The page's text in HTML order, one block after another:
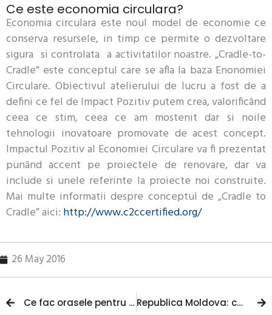
Ce este economia circulara?
Economia circulara este noul model de economie ce
conserva resursele, in timp ce permite o dezvoltare
sigura si controlata a activitatilor noastre. „Cradle-to-
Cradle” este conceptul care se afla la baza Enonomiei
Circulare. Obiectivul atelierului de lucru a fost de a
defini ce fel de Impact Pozitiv putem crea, valorificând
ceea ce stim, ceea ce am mostenit dar si noile
tehnologii inovatoare promovate de acest concept.
Impactul Pozitiv al Economiei Circulare va fi prezentat
punând accent pe proiectele de renovare, dar va
include si unele referinte la proiecte noi construite.
Mai multe informatii despre conceptul de „Cradle to
Cradle” aici: http://www.c2ccertified.org/
26 May 2016
Ce fac orasele pentru a se adapta la schimbarile climatice? Republica Moldova: cateva consideratii privind legislatia de mediu